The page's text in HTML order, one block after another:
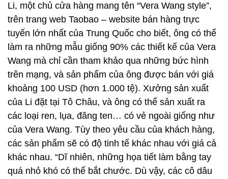
Li, một chủ cửa hàng mang tên “Vera Wang style”,
trên trang web Taobao – website bán hàng trực
tuyến lớn nhất của Trung Quốc cho biết, ông có thể
làm ra những mẫu giống 90% các thiết kế của Vera
Wang mà chỉ cần tham khảo qua những bức hình
trên mạng, và sản phẩm của ông được bán với giá
khoảng 100 USD (hơn 1.000 tệ). Xưởng sản xuất
của Li đặt tại Tô Châu, và ông có thể sản xuất ra
các loại ren, lụa, đăng ten… có vẻ ngoài giống như
của Vera Wang. Tùy theo yêu cầu của khách hàng,
các sản phẩm sẽ có độ tinh tế khác nhau với giá cả
khác nhau. “Dĩ nhiên, những họa tiết làm bằng tay
quá nhỏ khó có thể bắt chước. Dù vậy, các cô dâu